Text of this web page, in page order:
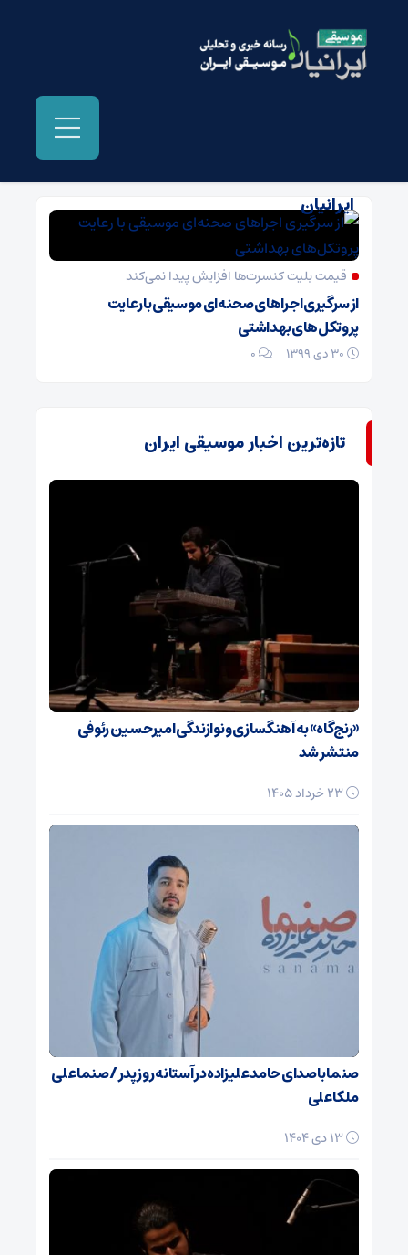
بایگانی‌ها اجرای صحنه ای موسیقی - موسیقی
ایرانیان
قیمت بلیت کنسرت‌ها افزایش پیدا نمی‌کند
از سرگیری اجراهای صحنه‌ای موسیقی با رعایت
پروتکل‌های بهداشتی
۰
تازه‌ترین اخبار موسیقی ایران
«رنج‌گاه» به آهنگسازی و نوازندگی امیرحسین رئوفی
منتشر شد
صنما با صدای حامد علیزاده در آستانه روز پدر / صنما علی
ملکا علی